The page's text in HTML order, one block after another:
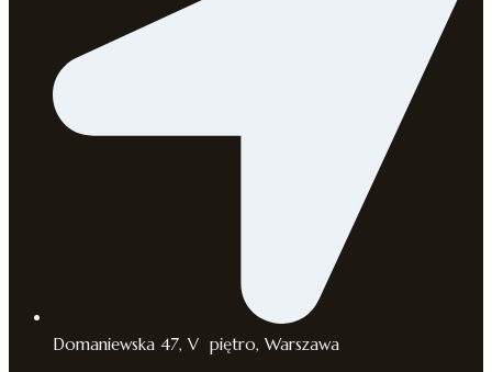
Domaniewska 47, V piętro, Warszawa